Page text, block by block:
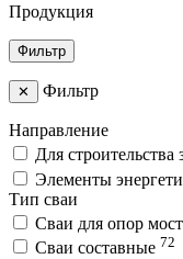
Продукция
Фильтр
✕ Фильтр
Направление
Для
Элементы
Тип сваи
Сваи для опор
Сваи составные 72